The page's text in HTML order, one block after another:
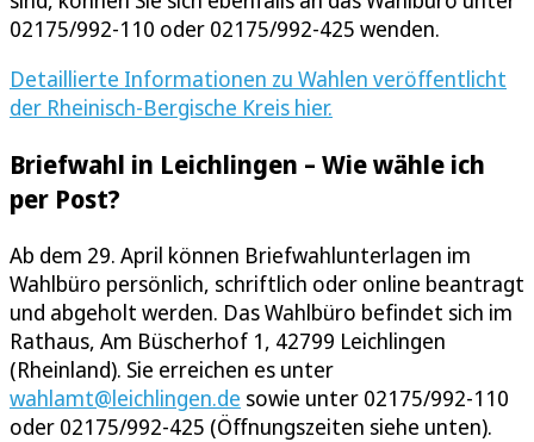
02175/992-110 oder 02175/992-425 wenden.
Detaillierte Informationen zu Wahlen veröffentlicht
der Rheinisch-Bergische Kreis hier.
Briefwahl in Leichlingen – Wie wähle ich
per Post?
Ab dem 29. April können Briefwahlunterlagen im
Wahlbüro persönlich, schriftlich oder online beantragt
und abgeholt werden. Das Wahlbüro befindet sich im
Rathaus, Am Büscherhof 1, 42799 Leichlingen
(Rheinland). Sie erreichen es unter
wahlamt@leichlingen.de sowie unter 02175/992-110
oder 02175/992-425 (Öffnungszeiten siehe unten).